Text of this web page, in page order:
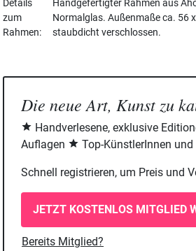
Details
zum
Rahmen
Handgefertigter Rahmen aus
Normalglas. Außenmaße ca. 56
staubdicht verschlossen.
Die neue Art, Kunst zu
Handverlesene, exklusive
Auflagen
Top-KünstlerInnen
Schnell registrieren, um Preis und
JETZT KOSTENLOS MITGLIED
Bereits Mitglied?